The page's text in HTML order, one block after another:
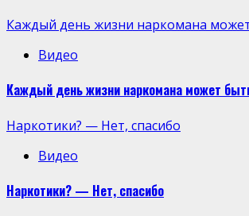
Каждый день жизни наркомана
Видео
Каждый день жизни наркомана может
Наркотики? — Нет, спасибо
Видео
Наркотики? — Нет, спасибо